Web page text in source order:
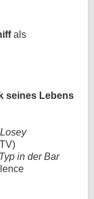
als
seines Lebens
Typ in der Bar